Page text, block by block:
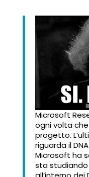
Microsoft
ogni volta
progetto.
riguarda il
Microsoft ha
sta studiando